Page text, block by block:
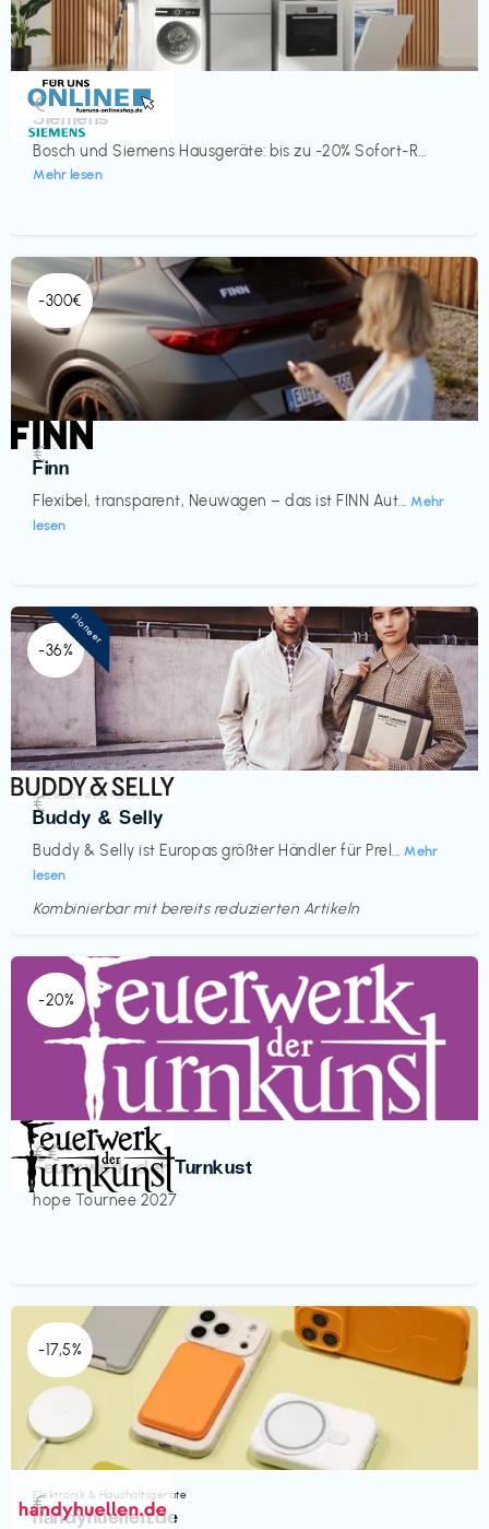
Küche & Haushalt
Siemens
Bosch und Siemens Hausgeräte: bis zu -20% Sofort-R...
Mehr lesen
€‎
-300€
Automobil
Finn
Flexibel, transparent, Neuwagen – das ist FINN Aut... Mehr
lesen
€‎
-36%
Accessoires & Fashion
Buddy & Selly
Buddy & Selly ist Europas größter Händler für Prel... Mehr
lesen
€‎
Kombinierbar mit bereits reduzierten Artikeln
Pioneer
-20%
Veranstaltung
Feuerwerk der Turnkust
hope Tournee 2027
€€‎
-17,5%
Elektronik & Haushaltsgeräte
handyhuellen.de
€‎